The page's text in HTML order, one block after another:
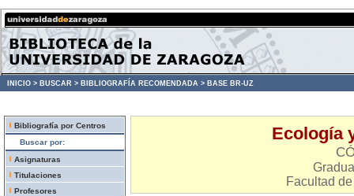
INICIO > BUSCAR > BIBLIOGRAFÍA RECOMENDADA > BASE BR-UZ
Bibliografía por Centros
Buscar por:
Asignaturas
Titulaciones
Profesores
Ecología
Facultad